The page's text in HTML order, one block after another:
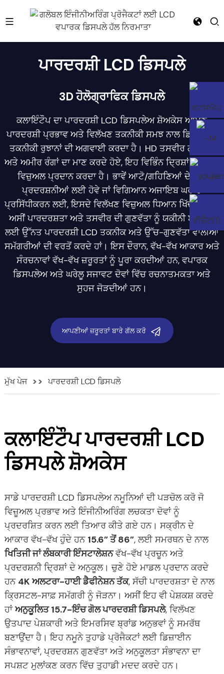
ਪਾਰਦਰਸ਼ੀ LCD ਡਿਸਪਲੇ
3D ਹੋਲੋਗ੍ਰਾਫਿਕ ਡਿਸਪਲੇ
ਕਲਾਇੰਟੌਪ ਦਾ ਪਾਰਦਰਸ਼ੀ LCD ਡਿਸਪਲੇਅ ਸ਼ੋਅਕੇਸ ਆਪਣੇ
ਪਾਰਦਰਸ਼ੀ ਪ੍ਰਭਾਵ ਅਤੇ ਵਿਲੱਖਣ ਤਕਨੀਕੀ ਸਮਝ ਨਾਲ ਡਿਸਪਲੇਅ
ਤਕਨੀਕੀ ਰੁਝਾਨਾਂ ਦੀ ਅਗਵਾਈ ਕਰਦਾ ਹੈ। HD ਤਸਵੀਰ ਗੁਣਵੱਤਾ
ਅਤੇ ਅਮੀਰ ਰੰਗਾਂ ਦਾ ਮਾਣ ਕਰਦੇ ਹੋਏ, ਇਹ ਵਿਭਿੰਨ ਦ੍ਰਿਸ਼ਾਂ ਲਈ ਨਵੇਂ
ਵਿਜ਼ੁਅਲ ਪ੍ਰਦਾਨ ਕਰਦਾ ਹੈ। ਭਾਵੇਂ ਆਟੋ/ਗਹਿਣਿਆਂ ਦੇ ਸ਼ੋਅ
ਪ੍ਰਦਰਸ਼ਨੀਆਂ ਲਈ ਹੋਵੇ ਜਾਂ ਵਿਗਿਆਨ ਅਜਾਇਬ ਘਰ ਦੇ
ਪ੍ਰਸਿੱਧੀਕਰਨ ਲਈ, ਇਸਦੇ ਵਿਲੱਖਣ ਵਿਜ਼ੁਅਲ ਧਿਆਨ ਖਿੱਚਦੇ ਹਨ।
ਅਸੀਂ ਪਾਰਦਰਸ਼ਤਾ ਅਤੇ ਤਸਵੀਰ ਦੀ ਗੁਣਵੱਤਾ ਨੂੰ ਯਕੀਨੀ ਬਣਾਉਣ
ਲਈ ਉੱਨਤ ਪਾਰਦਰਸ਼ੀ LCD ਤਕਨੀਕ ਅਤੇ ਉੱਚ-ਗੁਣਵੱਤਾ ਵਾਲੀਆਂ
ਸਮੱਗਰੀਆਂ ਦੀ ਵਰਤੋਂ ਕਰਦੇ ਹਾਂ। ਇਸ ਦੌਰਾਨ, ਵੱਖ-ਵੱਖ ਆਕਾਰ ਅਤੇ
ਸੰਰਚਨਾਵਾਂ ਵੱਖ-ਵੱਖ ਜ਼ਰੂਰਤਾਂ ਨੂੰ ਪੂਰਾ ਕਰਦੀਆਂ ਹਨ, ਵਪਾਰਕ
ਡਿਸਪਲੇਅ ਅਤੇ ਘਰੇਲੂ ਸਜਾਵਟ ਦੋਵਾਂ ਵਿੱਚ ਰਚਨਾਤਮਕਤਾ ਅਤੇ
ਸੁਹਜ ਜੋੜਦੀਆਂ ਹਨ।
ਆਪਣੀਆਂ ਜ਼ਰੂਰਤਾਂ ਬਾਰੇ ਗੱਲ ਕਰੋ
ਮੁੱਖ ਪੇਜ ਪਾਰਦਰਸ਼ੀ LCD ਡਿਸਪਲੇ
ਕਲਾਇੰਟੌਪ ਪਾਰਦਰਸ਼ੀ LCD
ਡਿਸਪਲੇ ਸ਼ੋਅਕੇਸ
ਸਾਡੇ ਪਾਰਦਰਸ਼ੀ LCD ਡਿਸਪਲੇਅ ਨਮੂਨਿਆਂ ਦੀ ਪੜਚੋਲ ਕਰੋ ਜੋ
ਵਿਜ਼ੂਅਲ ਪ੍ਰਭਾਵ ਅਤੇ ਇੰਜੀਨੀਅਰਿੰਗ ਲਚਕਤਾ ਦੋਵਾਂ ਨੂੰ
ਪ੍ਰਦਰਸ਼ਿਤ ਕਰਨ ਲਈ ਤਿਆਰ ਕੀਤੇ ਗਏ ਹਨ। ਸਕ੍ਰੀਨ ਦੇ
ਆਕਾਰ ਵੱਖ-ਵੱਖ ਹੁੰਦੇ ਹਨ 15.6” ਤੋਂ 86”, ਲਈ ਸਮਰਥਨ ਦੇ ਨਾਲ
ਖਿਤਿਜੀ ਜਾਂ ਲੰਬਕਾਰੀ ਇੰਸਟਾਲੇਸ਼ਨਵੱਖ-ਵੱਖ ਪ੍ਰਚੂਨ ਅਤੇ
ਪ੍ਰਦਰਸ਼ਨੀ ਦ੍ਰਿਸ਼ਾਂ ਦੇ ਅਨੁਕੂਲ। ਚੁਣੇ ਹੋਏ ਮਾਡਲ ਪ੍ਰਦਾਨ ਕਰਦੇ
ਹਨ 4K ਅਲਟਰਾ-ਹਾਈ ਡੈਫੀਨੇਸ਼ਨ ਤੱਕ, ਸੱਚੀ ਪਾਰਦਰਸ਼ਤਾ ਦੇ ਨਾਲ
ਕ੍ਰਿਸਟਲ-ਸਾਫ਼ ਸਮੱਗਰੀ ਨੂੰ ਜੋੜਨਾ। ਅਸੀਂ ਇਹ ਵੀ ਪੇਸ਼ਕਸ਼ ਕਰਦੇ
ਹਾਂਅਨੁਕੂਲਿਤ 15.7-ਇੰਚ ਗੋਲ ਪਾਰਦਰਸ਼ੀ ਡਿਸਪਲੇ, ਵਿਲੱਖਣ
ਉਤਪਾਦ ਪੇਸ਼ਕਾਰੀ ਅਤੇ ਇਮਰਸਿਵ ਬ੍ਰਾਂਡ ਅਨੁਭਵਾਂ ਨੂੰ ਸਮਰੱਥ
ਬਣਾਉਂਦਾ ਹੈ। ਇਹ ਨਮੂਨੇ ਤੁਹਾਡੇ ਪ੍ਰੋਜੈਕਟਾਂ ਲਈ ਡਿਜ਼ਾਈਨ
ਸੰਭਾਵਨਾਵਾਂ, ਪ੍ਰਦਰਸ਼ਨ ਗੁਣਵੱਤਾ ਅਤੇ ਅਨੁਕੂਲਤਾ ਸੰਭਾਵਨਾ ਦਾ
ਸਪਸ਼ਟ ਮੁਲਾਂਕਣ ਕਰਨ ਵਿੱਚ ਤੁਹਾਡੀ ਮਦਦ ਕਰਦੇ ਹਨ।